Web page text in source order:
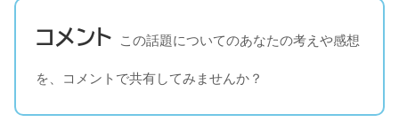
コメント この話題についてのあなたの考えや感想
を、コメントで共有してみませんか？